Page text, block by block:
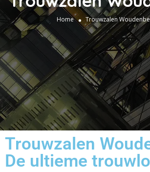
Home Trouwzalen
Trouwzalen
De ultieme